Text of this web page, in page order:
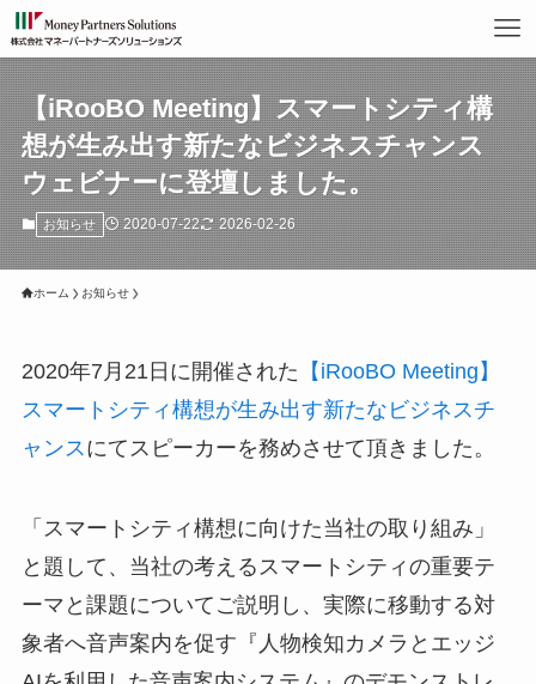
【iRooBO Meeting】スマートシティ構
想が生み出す新たなビジネスチャンス
ウェビナーに登壇しました。
お知らせ 2020-07-22 2026-02-26
ホーム お知らせ
2020年7月21日に開催された 【iRooBO Meeting】
スマートシティ構想が生み出す新たなビジネスチ
ャンス にてスピーカーを務めさせて頂きました。
「スマートシティ構想に向けた当社の取り組み」
と題して、当社の考えるスマートシティの重要テ
ーマと課題についてご説明し、実際に移動する対
象者へ音声案内を促す『人物検知カメラとエッジ